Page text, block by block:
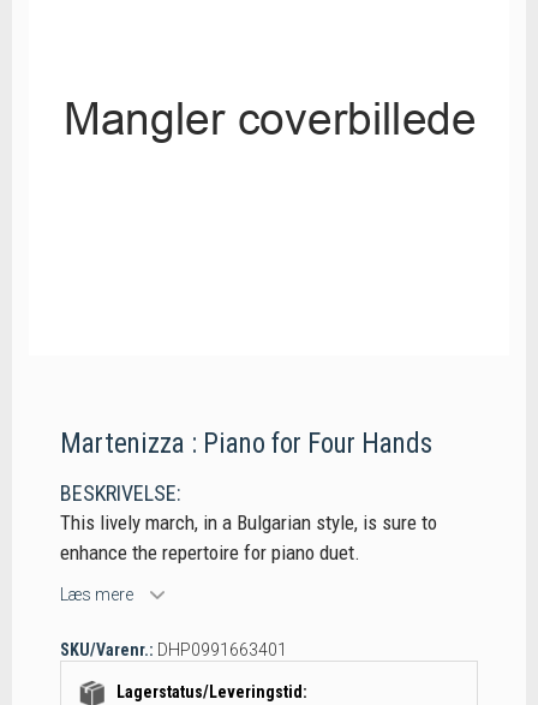
Martenizza : Piano for Four Hands
BESKRIVELSE:
This lively march, in a Bulgarian style, is sure to
enhance the repertoire for piano duet.
Læs mere
SKU/Varenr.: DHP0991663401
Lagerstatus/Leveringstid: